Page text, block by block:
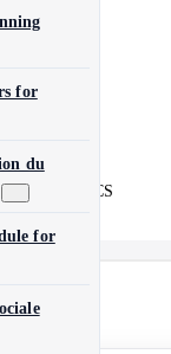
for WHMCS
for
du
for